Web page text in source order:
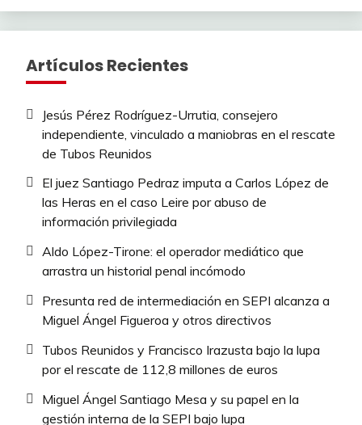
Artículos Recientes
Jesús Pérez Rodríguez-Urrutia, consejero
independiente, vinculado a maniobras en el rescate
de Tubos Reunidos
El juez Santiago Pedraz imputa a Carlos López de
las Heras en el caso Leire por abuso de
información privilegiada
Aldo López-Tirone: el operador mediático que
arrastra un historial penal incómodo
Presunta red de intermediación en SEPI alcanza a
Miguel Ángel Figueroa y otros directivos
Tubos Reunidos y Francisco Irazusta bajo la lupa
por el rescate de 112,8 millones de euros
Miguel Ángel Santiago Mesa y su papel en la
gestión interna de la SEPI bajo lupa